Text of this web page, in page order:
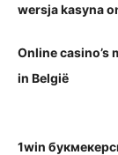
wersja kasyna
Online casino’s
in België
1win